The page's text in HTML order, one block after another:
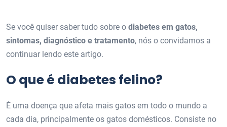
Se você quiser saber tudo sobre o diabetes em gatos,
sintomas, diagnóstico e tratamento, nós o convidamos a
continuar lendo este artigo.
O que é diabetes felino?
É uma doença que afeta mais gatos em todo o mundo a
cada dia, principalmente os gatos domésticos. Consiste no